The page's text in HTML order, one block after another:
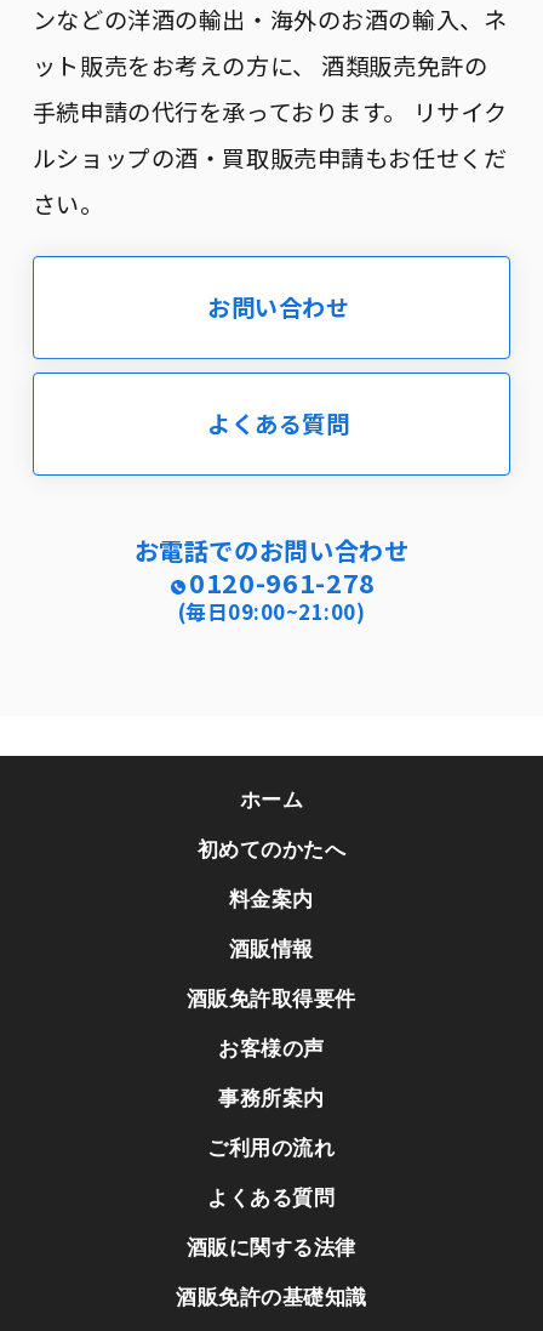
ンなどの洋酒の輸出・海外のお酒の輸入、ネ
ット販売をお考えの方に、 酒類販売免許の
手続申請の代行を承っております。 リサイク
ルショップの酒・買取販売申請もお任せくだ
さい。
お問い合わせ
よくある質問
お電話でのお問い合わせ
0120-961-278
(毎日09:00~21:00)
ホーム
初めてのかたへ
料金案内
酒販情報
酒販免許取得要件
お客様の声
事務所案内
ご利用の流れ
よくある質問
酒販に関する法律
酒販免許の基礎知識